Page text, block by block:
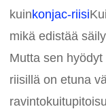
kuinkonjac-riisi
mikä edistää
Mutta sen
riisillä on etuna